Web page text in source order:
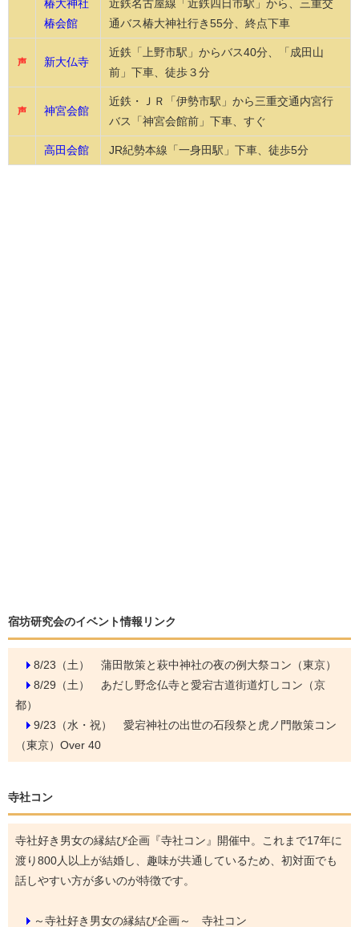
椿大神社
椿会館
近鉄名古屋線「近鉄四日市駅」から、三重交
通バス椿大神社行き55分、終点下車
声 新大仏寺
近鉄「上野市駅」からバス40分、「成田山
前」下車、徒歩３分
声 神宮会館
近鉄・ＪＲ「伊勢市駅」から三重交通内宮行
バス「神宮会館前」下車、すぐ
高田会館 JR紀勢本線「一身田駅」下車、徒歩5分
宿坊研究会のイベント情報リンク
8/23（土） 蒲田散策と萩中神社の夜の例大祭コン（東京）
8/29（土） あだし野念仏寺と愛宕古道街道灯しコン（京
都）
9/23（水・祝） 愛宕神社の出世の石段祭と虎ノ門散策コン
（東京）Over 40
寺社コン
寺社好き男女の縁結び企画『寺社コン』開催中。これまで17年に
渡り800人以上が結婚し、趣味が共通しているため、初対面でも
話しやすい方が多いのが特徴です。
～寺社好き男女の縁結び企画～ 寺社コン